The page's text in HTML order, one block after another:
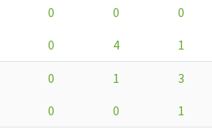
0 0 0
0 4 1
0 1 3
0 0 1